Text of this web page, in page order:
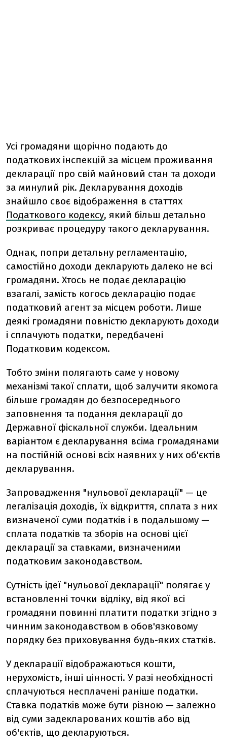
Усі громадяни щорічно подають до
податкових інспекцій за місцем проживання
декларації про свій майновий стан та доходи
за минулий рік. Декларування доходів
знайшло своє відображення в статтях
Податкового кодексу, який більш детально
розкриває процедуру такого декларування.
Однак, попри детальну регламентацію,
самостійно доходи декларують далеко не всі
громадяни. Хтось не подає декларацію
взагалі, замість когось декларацію подає
податковий агент за місцем роботи. Лише
деякі громадяни повністю декларують доходи
і сплачують податки, передбачені
Податковим кодексом.
Тобто зміни полягають саме у новому
механізмі такої сплати, щоб залучити якомога
більше громадян до безпосереднього
заповнення та подання декларації до
Державної фіскальної служби. Ідеальним
варіантом є декларування всіма громадянами
на постійній основі всіх наявних у них об'єктів
декларування.
Запровадження "нульової декларації" — це
легалізація доходів, їх відкриття, сплата з них
визначеної суми податків і в подальшому —
сплата податків та зборів на основі цієї
декларації за ставками, визначеними
податковим законодавством.
Сутність ідеї "нульової декларації" полягає у
встановленні точки відліку, від якої всі
громадяни повинні платити податки згідно з
чинним законодавством в обов'язковому
порядку без приховування будь-яких статків.
У декларації відображаються кошти,
нерухомість, інші цінності. У разі необхідності
сплачуються несплачені раніше податки.
Ставка податків може бути різною — залежно
від суми задекларованих коштів або від
об'єктів, що декларуються.